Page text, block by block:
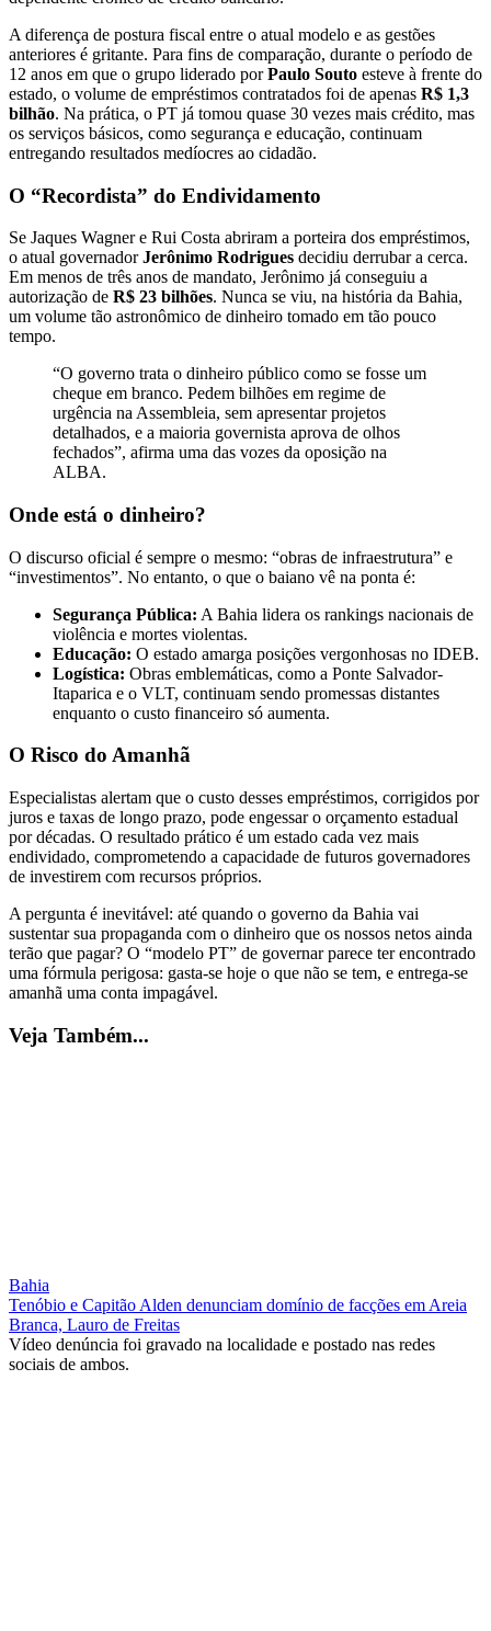
A diferença de postura fiscal entre o atual modelo e as gestões
anteriores é gritante. Para fins de comparação, durante o período de
12 anos em que o grupo liderado porPaulo Souto esteve à frente do
estado, o volume de empréstimos contratados foi de apenas R$ 1,3
bilhão. Na prática, o PT já tomou quase 30 vezes mais crédito, mas
os serviços básicos, como segurança e educação, continuam
entregando resultados medíocres ao cidadão.
O “Recordista” do Endividamento
Se Jaques Wagner e Rui Costa abriram a porteira dos empréstimos,
o atual governadorJerônimo Rodrigues decidiu derrubar a cerca.
Em menos de três anos de mandato, Jerônimo já conseguiu a
autorização de R$ 23 bilhões. Nunca se viu, na história da Bahia,
um volume tão astronômico de dinheiro tomado em tão pouco
tempo.
“O governo trata o dinheiro público como se fosse um
cheque em branco. Pedem bilhões em regime de
urgência na Assembleia, sem apresentar projetos
detalhados, e a maioria governista aprova de olhos
fechados”, afirma uma das vozes da oposição na
ALBA.
Onde está o dinheiro?
O discurso oficial é sempre o mesmo: “obras de infraestrutura” e
“investimentos”. No entanto, o que o baiano vê na ponta é:
Segurança Pública: A Bahia lidera os rankings nacionais de
violência e mortes violentas.
Educação: O estado amarga posições vergonhosas no IDEB.
Logística: Obras emblemáticas, como a Ponte Salvador-
Itaparica e o VLT, continuam sendo promessas distantes
enquanto o custo financeiro só aumenta.
O Risco do Amanhã
Especialistas alertam que o custo desses empréstimos, corrigidos por
juros e taxas de longo prazo, pode engessar o orçamento estadual
por décadas. O resultado prático é um estado cada vez mais
endividado, comprometendo a capacidade de futuros governadores
de investirem com recursos próprios.
A pergunta é inevitável: até quando o governo da Bahia vai
sustentar sua propaganda com o dinheiro que os nossos netos ainda
terão que pagar? O “modelo PT” de governar parece ter encontrado
uma fórmula perigosa: gasta-se hoje o que não se tem, e entrega-se
amanhã uma conta impagável.
Veja Também...
Bahia
Tenóbio e Capitão Alden denunciam domínio de facções em Areia
Branca, Lauro de Freitas
Vídeo denúncia foi gravado na localidade e postado nas redes
sociais de ambos.